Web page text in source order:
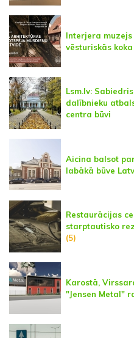
Interjera
vēsturiskās
Lsm.lv:
dalībnieku
centra būvi
Aicina balsot
labākā būve
Restaurācijas
starptautisko
(5)
Karostā,
"Jensen Metal"